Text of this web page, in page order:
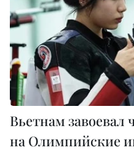
Вьетнам завоевал
на Олимпийские